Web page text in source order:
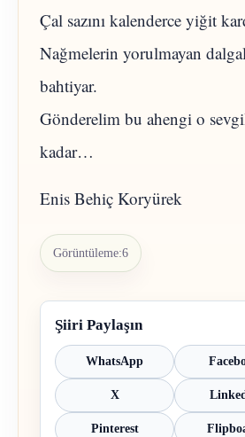
Çal sazını kalenderce yiğit
Nağmelerin yorulmayan
bahtiyar.
Gönderelim bu ahengi o
kadar…
Enis Behiç Koryürek
Görüntüleme:6
Şiiri Paylaşın
WhatsApp
X
Pinterest